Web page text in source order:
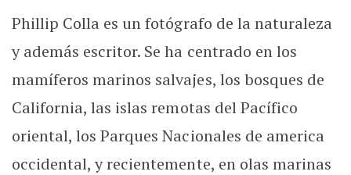
Phillip Colla es un fotógrafo de la naturaleza
y además escritor. Se ha centrado en los
mamíferos marinos salvajes, los bosques de
California, las islas remotas del Pacífico
oriental, los Parques Nacionales de america
occidental, y recientemente, en olas marinas